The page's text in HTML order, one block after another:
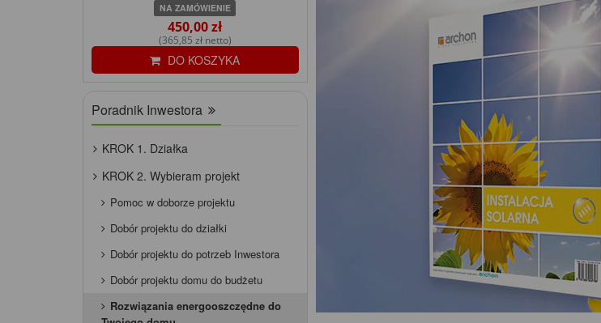
NA ZAMÓWIENIE
450,00 zł
(365,85 zł netto)
DO KOSZYKA
Poradnik Inwestora
KROK 1. Działka
KROK 2. Wybieram projekt
Pomoc w doborze projektu
Dobór projektu do działki
Dobór projektu do potrzeb Inwestora
Dobór projektu domu do budżetu
Rozwiązania energooszczędne do